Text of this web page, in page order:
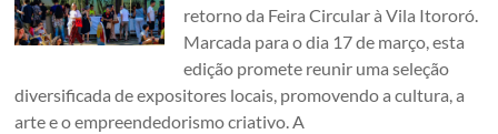
retorno da Feira Circular à Vila Itororó.
Marcada para o dia 17 de março, esta
edição promete reunir uma seleção
diversificada de expositores locais, promovendo a cultura, a
arte e o empreendedorismo criativo. A